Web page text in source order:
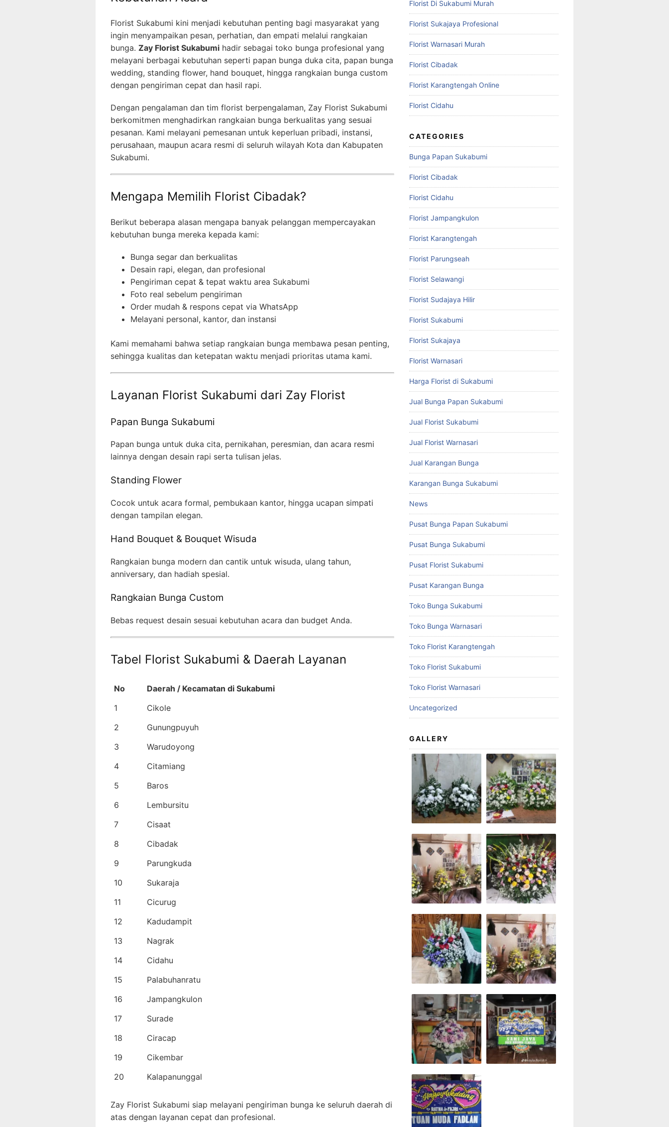
Florist Sukabumi kini menjadi kebutuhan penting bagi masyarakat yang
ingin menyampaikan pesan, perhatian, dan empati melalui rangkaian
bunga. Zay Florist Sukabumi hadir sebagai toko bunga profesional yang
melayani berbagai kebutuhan seperti papan bunga duka cita, papan bunga
wedding, standing flower, hand bouquet, hingga rangkaian bunga custom
dengan pengiriman cepat dan hasil rapi.
Dengan pengalaman dan tim florist berpengalaman, Zay Florist Sukabumi
berkomitmen menghadirkan rangkaian bunga berkualitas yang sesuai
pesanan. Kami melayani pemesanan untuk keperluan pribadi, instansi,
perusahaan, maupun acara resmi di seluruh wilayah Kota dan Kabupaten
Sukabumi.
Mengapa Memilih Florist Cibadak?
Berikut beberapa alasan mengapa banyak pelanggan mempercayakan
kebutuhan bunga mereka kepada kami:
Bunga segar dan berkualitas
Desain rapi, elegan, dan profesional
Pengiriman cepat & tepat waktu area Sukabumi
Foto real sebelum pengiriman
Order mudah & respons cepat via WhatsApp
Melayani personal, kantor, dan instansi
Kami memahami bahwa setiap rangkaian bunga membawa pesan penting,
sehingga kualitas dan ketepatan waktu menjadi prioritas utama kami.
Layanan Florist Sukabumi dari Zay Florist
Papan Bunga Sukabumi
Papan bunga untuk duka cita, pernikahan, peresmian, dan acara resmi
lainnya dengan desain rapi serta tulisan jelas.
Standing Flower
Cocok untuk acara formal, pembukaan kantor, hingga ucapan simpati
dengan tampilan elegan.
Hand Bouquet & Bouquet Wisuda
Rangkaian bunga modern dan cantik untuk wisuda, ulang tahun,
anniversary, dan hadiah spesial.
Rangkaian Bunga Custom
Bebas request desain sesuai kebutuhan acara dan budget Anda.
Tabel Florist Sukabumi & Daerah Layanan
No
Daerah / Kecamatan di Sukabumi
1
Cikole
2
Gunungpuyuh
3
Warudoyong
4
Citamiang
5
Baros
6
Lembursitu
7
Cisaat
8
Cibadak
9
Parungkuda
10
Sukaraja
11
Cicurug
12
Kadudampit
13
Nagrak
14
Cidahu
15
Palabuhanratu
16
Jampangkulon
17
Surade
18
Ciracap
19
Cikembar
20
Kalapanunggal
Zay Florist Sukabumi siap melayani pengiriman bunga ke seluruh daerah di
atas dengan layanan cepat dan profesional.
Florist Di Sukabumi Murah
Florist Sukajaya Profesional
Florist Warnasari Murah
Florist Cibadak
Florist Karangtengah Online
Florist Cidahu
CATEGORIES
Bunga Papan Sukabumi
Florist Cibadak
Florist Cidahu
Florist Jampangkulon
Florist Karangtengah
Florist Parungseah
Florist Selawangi
Florist Sudajaya Hilir
Florist Sukabumi
Florist Sukajaya
Florist Warnasari
Harga Florist di Sukabumi
Jual Bunga Papan Sukabumi
Jual Florist Sukabumi
Jual Florist Warnasari
Jual Karangan Bunga
Karangan Bunga Sukabumi
News
Pusat Bunga Papan Sukabumi
Pusat Bunga Sukabumi
Pusat Florist Sukabumi
Pusat Karangan Bunga
Toko Bunga Sukabumi
Toko Bunga Warnasari
Toko Florist Karangtengah
Toko Florist Sukabumi
Toko Florist Warnasari
Uncategorized
GALLERY